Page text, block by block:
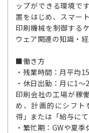
ップができる環境で
置をはじめ、スマー
印刷機械を制御する
ウェア関連の知識・
■働き方
・残業時間：月平均
・休日出勤：月に1～
印刷会社の工場が稼
め、計画的にシフ
得」または「給与に
・繁忙期：GWや夏